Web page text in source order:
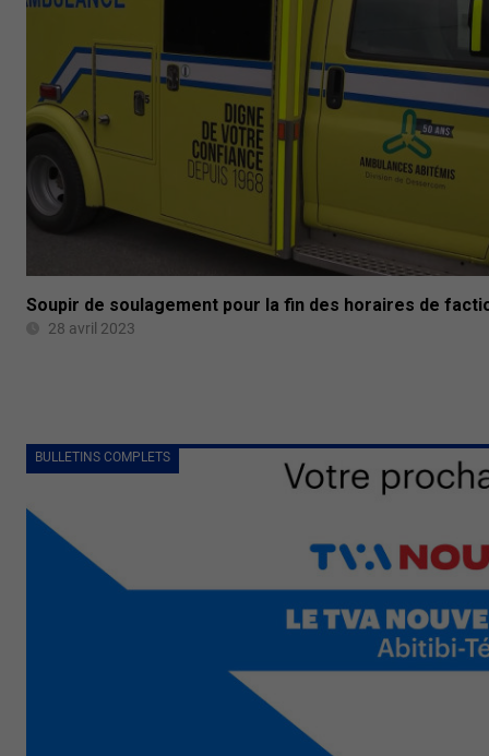
Soupir de soulagement pour la fin des horaires de
28 avril 2023
BULLETINS COMPLETS